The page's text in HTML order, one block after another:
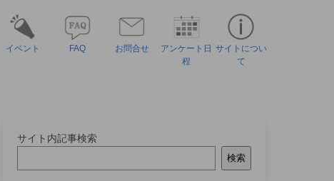
イベント FAQ お問合せ
アンケート日
程
サイトについ
て
サイト内記事検索
検索